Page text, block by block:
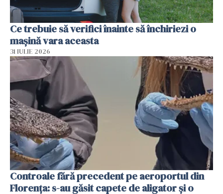
Ce trebuie să verifici înainte să închiriezi o
mașină vara aceasta
31 IULIE 2026
Controale fără precedent pe aeroportul din
Florența: s-au găsit capete de aligator și o